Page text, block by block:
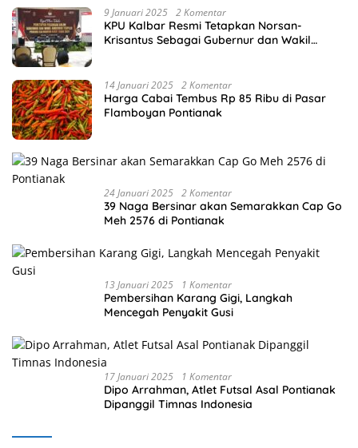
9 Januari 2025 2 Komentar
KPU Kalbar Resmi Tetapkan Norsan-
Krisantus Sebagai Gubernur dan Wakil
14 Januari 2025 2 Komentar
Harga Cabai Tembus Rp 85 Ribu di Pasar
Flamboyan Pontianak
24 Januari 2025 2 Komentar
39 Naga Bersinar akan Semarakkan Cap Go
Meh 2576 di Pontianak
13 Januari 2025 1 Komentar
Pembersihan Karang Gigi, Langkah
Mencegah Penyakit Gusi
17 Januari 2025 1 Komentar
Dipo Arrahman, Atlet Futsal Asal Pontianak
Dipanggil Timnas Indonesia